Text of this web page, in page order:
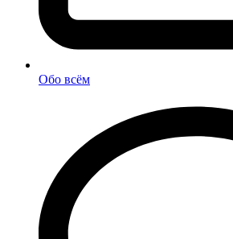
Обо всём